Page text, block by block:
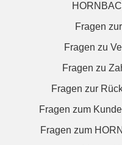
Fragen
Fragen zu
Fragen zu
Fragen zur
Fragen zum
Fragen zum